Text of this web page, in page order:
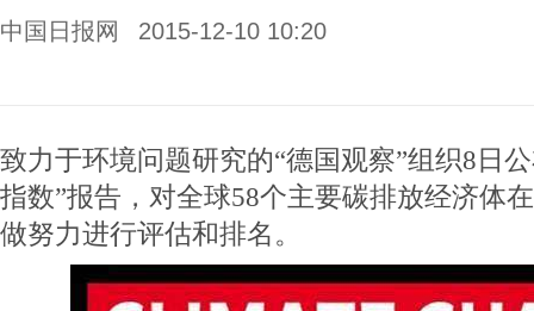
中国日报网 2015-12-10 10:20
致力于环境问题研究的“德国观察”组织8日
指数”报告，对全球58个主要碳排放经济体
做努力进行评估和排名。